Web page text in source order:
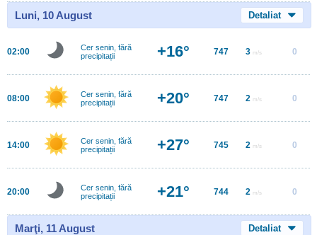
Luni, 10 August Detaliat
02:00
Cer senin, fără
precipitații
+16° 747 3 m/s 0
08:00
Cer senin, fără
precipitații
+20° 747 2 m/s 0
14:00
Cer senin, fără
precipitații
+27° 745 2 m/s 0
20:00
Cer senin, fără
precipitații
+21° 744 2 m/s 0
Marţi, 11 August Detaliat